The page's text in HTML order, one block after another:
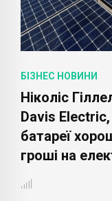
БІЗНЕС НОВИНИ
Ніколіс
Davis Electric,
батареї
гроші на